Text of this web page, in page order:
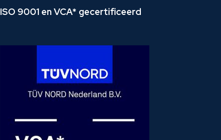
ISO 9001 en VCA* gecertificeerd